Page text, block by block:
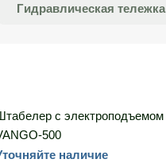
Гидравлическая тележка
с электроподъемом
500
наличие